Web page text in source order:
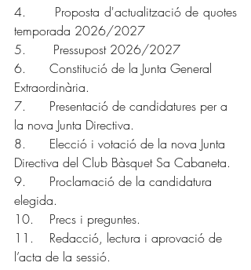
Proposta d'actualització de quotes
temporada 2026/2027
5.	  Pressupost 2026/2027
6.      Constitució de la Junta General
Extraordinària.
7.      Presentació de candidatures per a
la nova Junta Directiva.
8.      Elecció i votació de la nova Junta
Directiva del Club Bàsquet Sa Cabaneta.
9.      Proclamació de la candidatura
elegida.
10.    Precs i preguntes.
11.    Redacció, lectura i aprovació de
l’acta de la sessió.